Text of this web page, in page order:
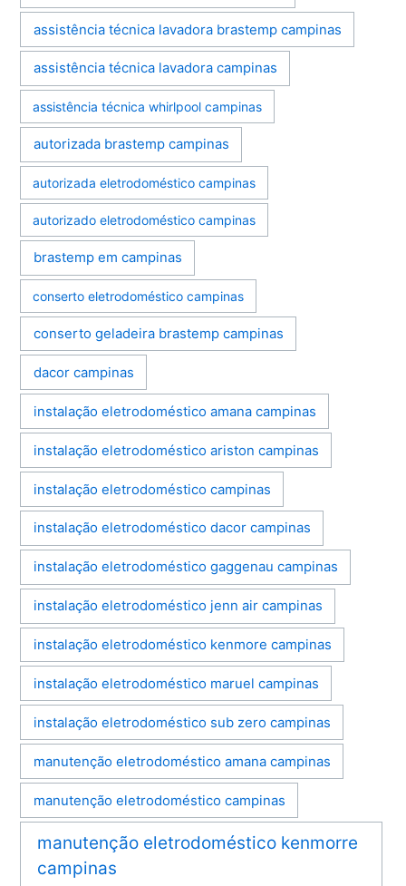
assistência técnica lavadora brastemp campinas
assistência técnica lavadora campinas
assistência técnica whirlpool campinas
autorizada brastemp campinas
autorizada eletrodoméstico campinas
autorizado eletrodoméstico campinas
brastemp em campinas
conserto eletrodoméstico campinas
conserto geladeira brastemp campinas
dacor campinas
instalação eletrodoméstico amana campinas
instalação eletrodoméstico ariston campinas
instalação eletrodoméstico campinas
instalação eletrodoméstico dacor campinas
instalação eletrodoméstico gaggenau campinas
instalação eletrodoméstico jenn air campinas
instalação eletrodoméstico kenmore campinas
instalação eletrodoméstico maruel campinas
instalação eletrodoméstico sub zero campinas
manutenção eletrodoméstico amana campinas
manutenção eletrodoméstico campinas
manutenção eletrodoméstico kenmorre
campinas